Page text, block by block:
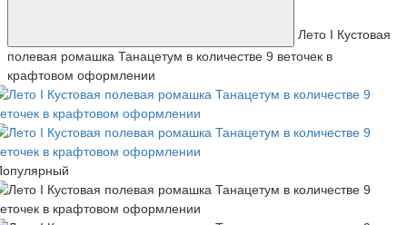
Лето I Кустовая
полевая ромашка Танацетум в количестве 9 веточек в
крафтовом оформлении